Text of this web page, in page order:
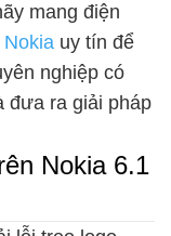
mang điện
uy tín để
nghiệp có
đưa ra giải pháp
Nokia 6.1